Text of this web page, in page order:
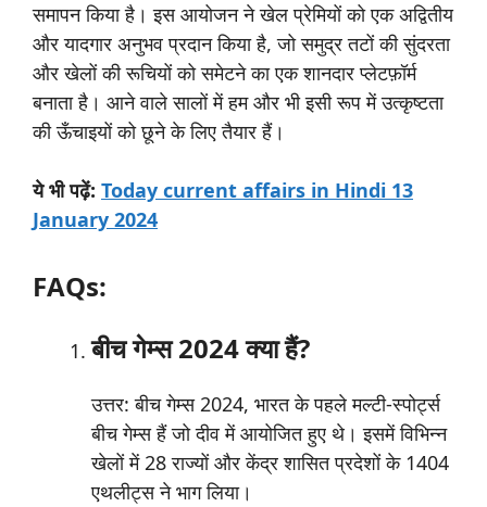
समापन किया है। इस आयोजन ने खेल प्रेमियों को एक अद्वितीय
और यादगार अनुभव प्रदान किया है, जो समुद्र तटों की सुंदरता
और खेलों की रूचियों को समेटने का एक शानदार प्लेटफ़ॉर्म
बनाता है। आने वाले सालों में हम और भी इसी रूप में उत्कृष्टता
की ऊँचाइयों को छूने के लिए तैयार हैं।
ये भी पढ़ें: Today current affairs in Hindi 13
January 2024
FAQs:
बीच गेम्स 2024 क्या हैं?
उत्तर: बीच गेम्स 2024, भारत के पहले मल्टी-स्पोर्ट्स
बीच गेम्स हैं जो दीव में आयोजित हुए थे। इसमें विभिन्न
खेलों में 28 राज्यों और केंद्र शासित प्रदेशों के 1404
एथलीट्स ने भाग लिया।